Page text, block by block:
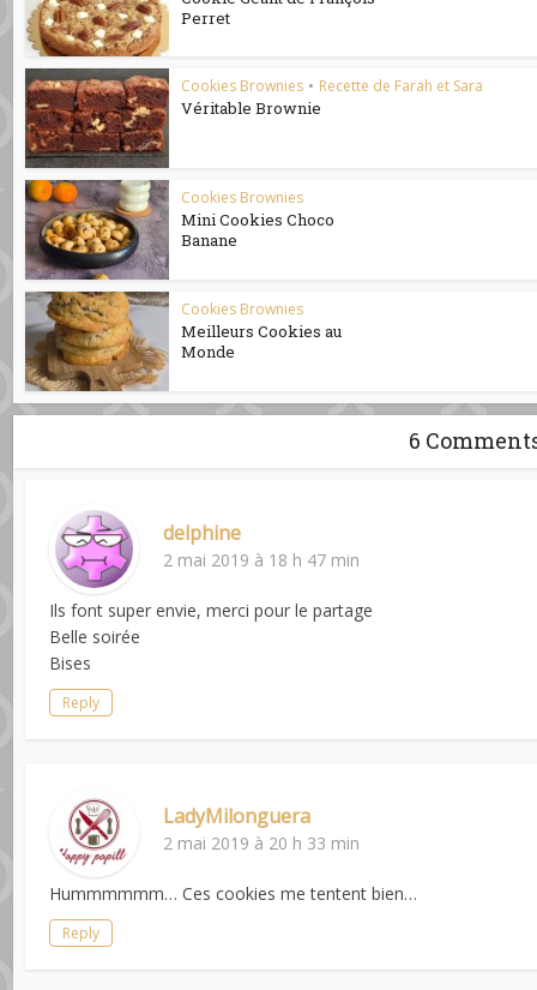
Perret
Cookies Brownies • Recette de Farah et Sara
Véritable Brownie
Cookies Brownies
Mini Cookies Choco
Banane
Cookies Brownies
Meilleurs Cookies au
Monde
6
delphine
2 mai 2019 à 18 h 47 min
Ils font super envie, merci pour le partage
Belle soirée
Bises
Reply
LadyMilonguera
2 mai 2019 à 20 h 33 min
Hummmmmm… Ces cookies me tentent bien…
Reply